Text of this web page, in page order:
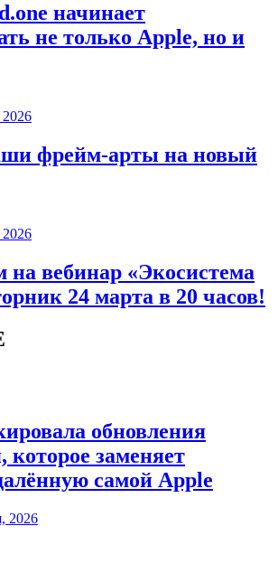
начинает
не только Apple, но и
2026
фрейм-арты на новый
2026
вебинар «Экосистема
24 марта в 20 часов!
обновления
которое заменяет
самой Apple
2026